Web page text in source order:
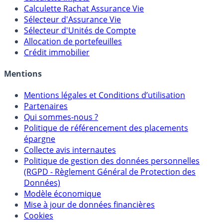
Calculateur d'intérêts
Calculette Impôts
Calculette Rachat Assurance Vie
Sélecteur d'Assurance Vie
Sélecteur d'Unités de Compte
Crédit immobilier
Mentions
Mentions légales et Conditions d’utilisation
Partenaires
Qui sommes-nous ?
Politique de référencement des placements
épargne
Collecte avis internautes
Politique de gestion des données personnelles
(RGPD - Règlement Général de Protection des
Données)
Modèle économique